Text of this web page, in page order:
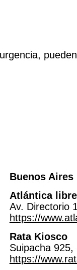
Buenos Aires
Atlántica
Av. Directorio
https://
Rata Kiosco
Suipacha 925,
https://